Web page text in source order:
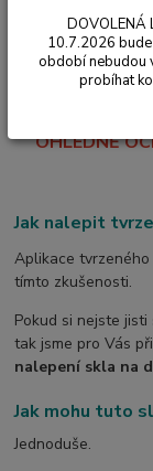
OHLEDNĚ
Jak nalepit
Aplikace
tímto zkušenosti.
Pokud si nejste
tak jsme pro Vás
nalepení skla na
Jak mohu tuto
Jednoduše.
10.7.2026
období nebudou
probíhat